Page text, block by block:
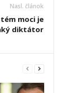
Nasl. článok
moci je
diktátor